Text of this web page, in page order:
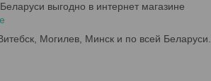
выгодно в интернет магазине
Могилев, Минск и по всей Беларуси.